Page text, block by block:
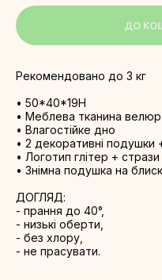
ДО
Рекомендовано до 3 кг
• 50*40*19H
• Меблева тканина
• Влагостійке дно
• 2 декоративні подушки
• Логотип глітер + стрази
• Знімна подушка на
ДОГЛЯД:
- прання до 40°,
- низькі оберти,
- без хлору,
- не прасувати.